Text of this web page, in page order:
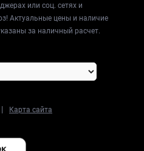
или соц. сетях и
Актуальные цены и наличие
за наличный расчет.
| Карта сайта